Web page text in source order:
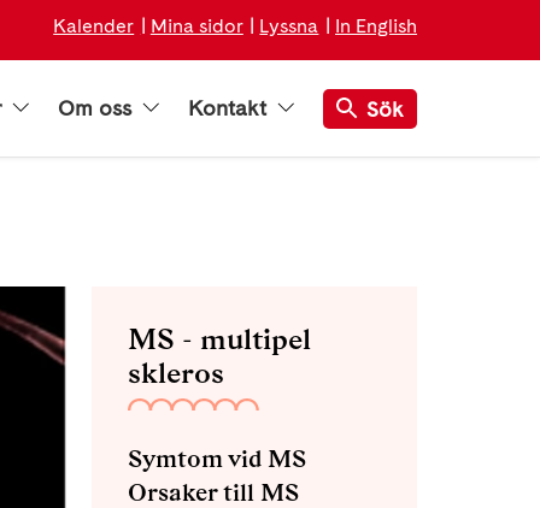
Kalender Mina sidor Lyssna In English
Om oss Kontakt Sök
MS - multipel
skleros
Symtom vid MS
Orsaker till MS